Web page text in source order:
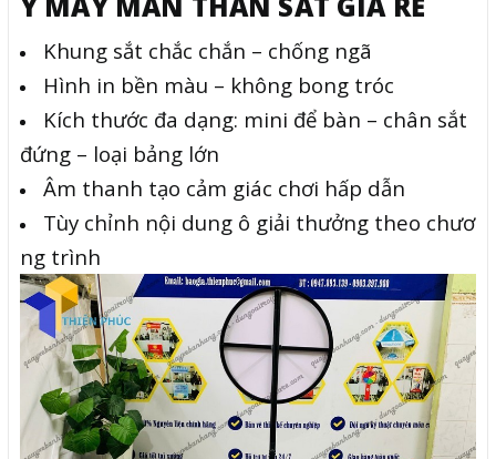
Khung sắt chắc chắn – chống ngã
Hình in bền màu – không bong tróc
Kích thước đa dạng: mini để bàn – chân sắt
đứng – loại bảng lớn
Âm thanh tạo cảm giác chơi hấp dẫn
Tùy chỉnh nội dung ô giải thưởng theo chươ
ng trình